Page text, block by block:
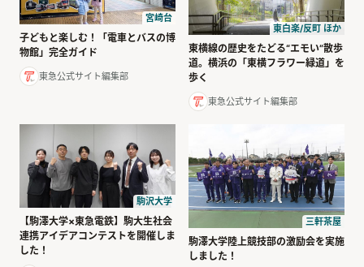
宮崎台
子どもと楽しむ！「電車とバスの博
物館」完全ガイド
東急公式サイト編集部
東白楽/反町 ほか
東横線の歴史をたどる“エモい”散歩
道。横浜の「東横フラワー緑道」を
歩く
東急公式サイト編集部
駒沢大学
【駒澤大学×東急電鉄】駒大生社会
連携アイデアコンテストを開催しま
した！
三軒茶屋
駒澤大学陸上競技部の激励会を実施
しました！